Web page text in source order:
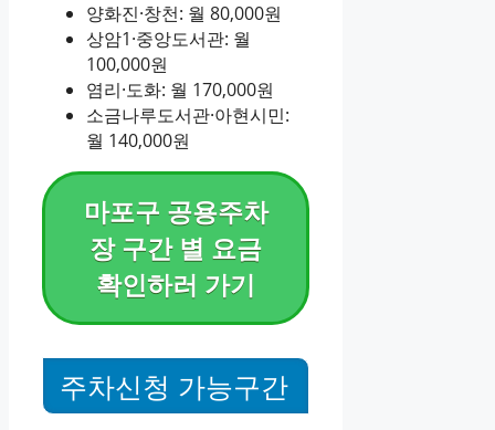
양화진·창천: 월 80,000원
상암1·중앙도서관: 월
100,000원
염리·도화: 월 170,000원
소금나루도서관·아현시민:
월 140,000원
마포구 공용주차
장 구간 별 요금
확인하러 가기
주차신청 가능구간